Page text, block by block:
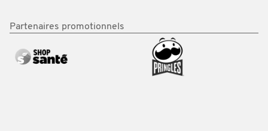
Partenaires promotionnels